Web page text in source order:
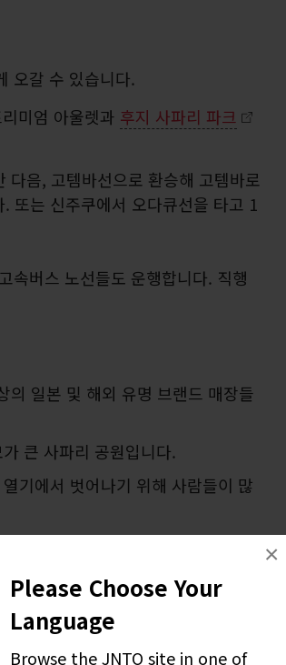
Please Choose Your
Language
Browse the JNTO site in one of
×
오갈 수 있습니다.
미엄 아울렛과 후지 사파리 파크
다음, 고템바선으로 환승해 고템바로
또는 신주쿠에서 오다큐선을 타고 1
속버스 노선들도 운행합니다. 직행
의 일본 및 해외 유명 브랜드 매장들
큰 사파리 공원입니다.
기에서 벗어나기 위해 사람들이 많
리 파크
를 거니는 코끼리와 기린,
동물이 뛰어노는 모습을 살펴보세